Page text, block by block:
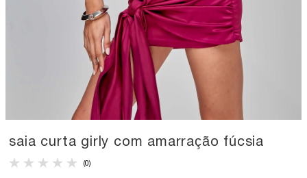
saia curta girly com amarração fúcsia
(0)